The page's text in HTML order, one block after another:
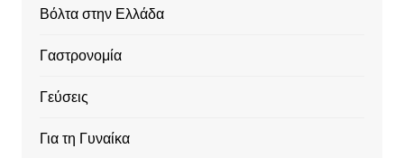
Βόλτα στην Ελλάδα
Γαστρονομία
Γεύσεις
Για τη Γυναίκα